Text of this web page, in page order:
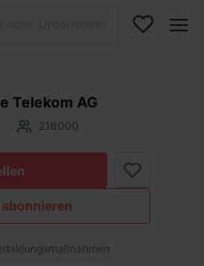
Telekom AG
216000
abonnieren